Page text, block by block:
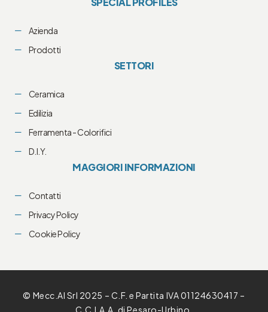
Azienda
Prodotti
SETTORI
Ceramica
Edilizia
Ferramenta - Colorifici
D.I.Y.
MAGGIORI INFORMAZIONI
Contatti
Privacy Policy
Cookie Policy
© Mecc.Al Srl 2025 – C.F. e Partita IVA 01124630417 –
C.C.I.A.A. di Pesaro-Urbino.